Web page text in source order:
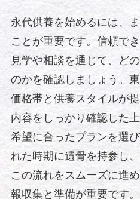
永代供養を始めるには、
ことが重要です。信頼で
見学や相談を通じて、ど
のかを確認しましょう。
価格帯と供養スタイルが
内容をしっかり確認した
希望に合ったプランを選
れた時期に遺骨を持参し
この流れをスムーズに進
報収集と準備が重要です。